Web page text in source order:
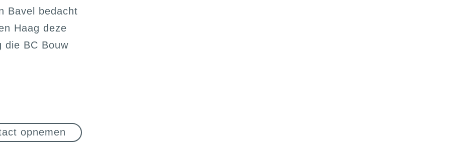
Bavel bedacht
Haag deze
die BC Bouw
opnemen